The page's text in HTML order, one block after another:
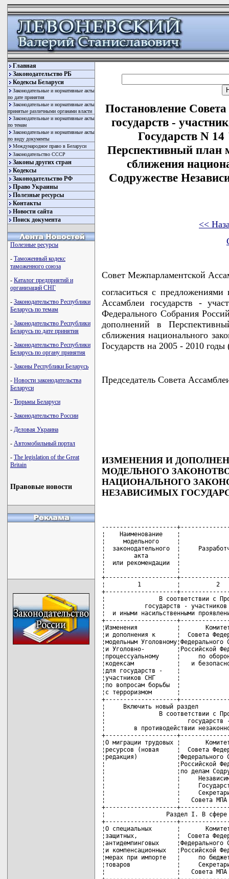
Главная
Законодательство РБ
Кодексы Беларуси
Законодательные и нормативные акты
по дате принятия
Законодательные и нормативные акты
принятые различными органами власти
Законодательные и нормативные акты
по темам
Законодательные и нормативные акты
по виду документы
Международное право в Беларуси
Законодательство СССР
Законы других стран
Кодексы
Законодательство РФ
Право Украины
Полезные ресурсы
Контакты
Новости сайта
Поиск документа
Полезные ресурсы
- Таможенный кодекс
таможенного союза
- Каталог предприятий и
организаций СНГ
- Законодательство Республики
Беларусь по темам
- Законодательство Республики
Беларусь по дате принятия
- Законодательство Республики
Беларусь по органу принятия
- Законы Республики Беларусь
- Новости законодательства
Беларуси
- Тюрьмы Беларуси
- Законодательство России
- Деловая Украина
- Автомобильный портал
- The legislation of the Great
Britain
Правовые новости
Постановление
государств -
Государств N
Перспективный план
сближения
Содружестве
<<
Совет Межпарламентской
согласиться с
Ассамблеи государств -
Федерального Собрания
дополнений в
сближения национального
Государств на 2005 - 2010 годы
Председатель Совета
ИЗМЕНЕНИЯ И
МОДЕЛЬНОГО
НАЦИОНАЛЬНОГО
НЕЗАВИСИМЫХ
---------------------
¦    Наименование    ¦
¦     модельного     ¦
¦  законодательного  ¦
¦        акта        ¦
¦  или рекомендации  ¦
¦                    ¦
+--------------------
¦         1          ¦          2
+--------------------
¦               В соответствии с
¦           государств -
¦  и иными насильственными
+--------------------
¦Изменения           ¦
¦и дополнения к      ¦  Совета
¦модельным
¦и Уголовно-         ¦Российской
¦процессуальному     ¦
¦кодексам            ¦   и
¦для государств -    ¦
¦участников СНГ      ¦
¦по вопросам борьбы  ¦
¦с терроризмом       ¦
+--------------------
¦     Включить новый
¦               В соответствии с
¦                       государств
¦        в противодействии
+--------------------
¦О миграции трудовых ¦
¦ресурсов (новая     ¦  Совета
¦редакция)
¦                    ¦Российской
¦                    ¦по делам
¦                    ¦
¦                    ¦
¦                    ¦
¦                    ¦   Совета
+--------------------
¦                 Раздел I. В сфере
+--------------------
¦О специальных       ¦
¦защитных,           ¦  Совета
¦антидемпинговых
¦и компенсационных
¦мерах при импорте   ¦     по
¦товаров             ¦
¦                    ¦   Совета